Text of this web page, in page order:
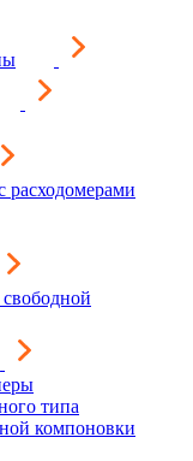
расходомерами
типа
компоновки